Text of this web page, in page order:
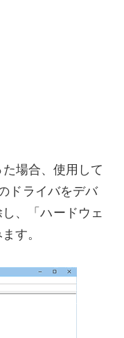
場合、使用して
ドライバをデバ
、「ハードウェ
す。